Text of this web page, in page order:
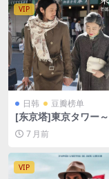
VIP
日韩 豆瓣榜单
[东京塔]東京タワー
とボクと、時々、オ
007)[百度网盘+夸克
P超清未删减资源][网
放/下载][MP4/10GB][
幕]
7 月前
VIP